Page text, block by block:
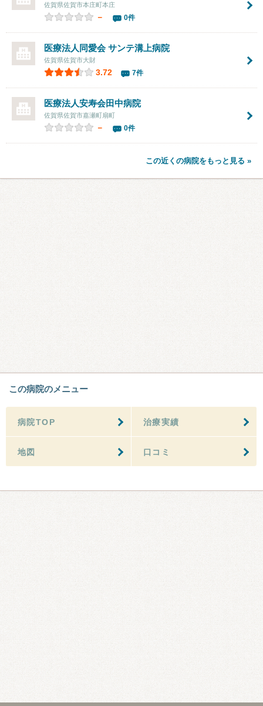
佐賀県佐賀市本庄町本庄
－ 0件
医療法人同愛会 サンテ溝上病院
佐賀県佐賀市大財
3.72 7件
医療法人安寿会田中病院
佐賀県佐賀市嘉瀬町扇町
－ 0件
この近くの病院をもっと見る »
この病院のメニュー
病院TOP 治療実績
地図 口コミ